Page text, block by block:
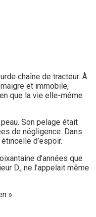
chaîne de tracteur. À
et immobile,
que la vie elle-même
Son pelage était
de négligence. Dans
d’espoir.
d’années que
D., ne l’appelait même
».